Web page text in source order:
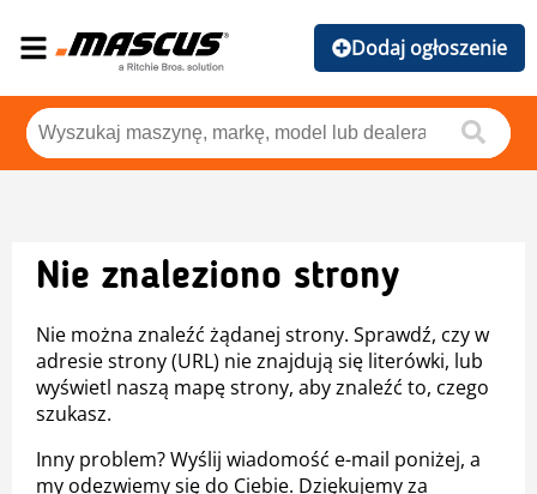
Dodaj ogłoszenie
Nie znaleziono strony
Nie można znaleźć żądanej strony. Sprawdź, czy w
adresie strony (URL) nie znajdują się literówki, lub
wyświetl naszą mapę strony, aby znaleźć to, czego
szukasz.
Inny problem? Wyślij wiadomość e-mail poniżej, a
my odezwiemy się do Ciebie. Dziękujemy za